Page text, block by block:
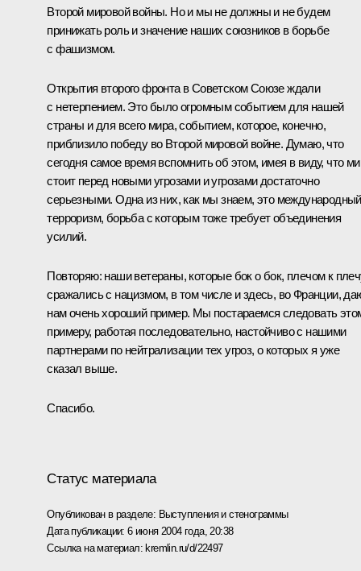
Второй мировой войны. Но и мы не должны и не будем
принижать роль и значение наших союзников в борьбе
с фашизмом.
Открытия второго фронта в Советском Союзе ждали
с нетерпением. Это было огромным событием для нашей
страны и для всего мира, событием, которое, конечно,
приблизило победу во Второй мировой войне. Думаю, что
сегодня самое время вспомнить об этом, имея в виду, что
стоит перед новыми угрозами и угрозами достаточно
серьезными. Одна из них, как мы знаем, это международный
терроризм, борьба с которым тоже требует объединения
усилий.
Повторяю: наши ветераны, которые бок о бок, плечом к
сражались с нацизмом, в том числе и здесь, во Франции,
нам очень хороший пример. Мы постараемся следовать
примеру, работая последовательно, настойчиво с нашими
партнерами по нейтрализации тех угроз, о которых я уже
сказал выше.
Спасибо.
Статус материала
Опубликован в разделе: Выступления и стенограммы
Дата публикации:6 июня 2004 года, 20:38
Ссылка на материал:kremlin.ru/d/22497